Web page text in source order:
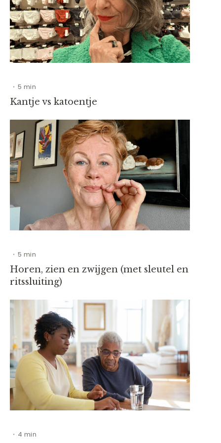
• 5 min
Kantje vs katoentje
• 5 min
Horen, zien en zwijgen (met sleutel en
ritssluiting)
• 4 min